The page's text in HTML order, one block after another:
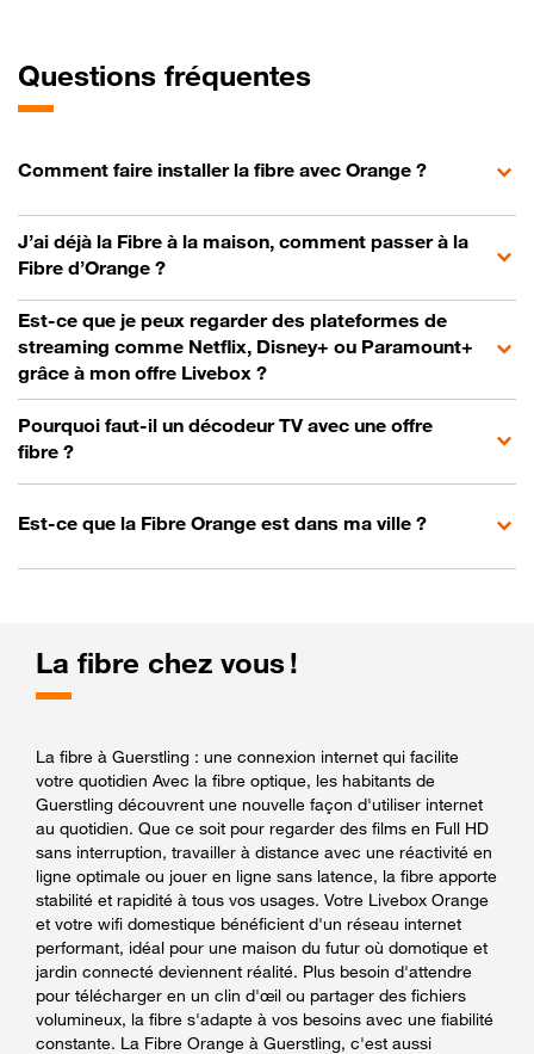
Questions fréquentes
Comment faire installer la fibre avec Orange ?
J’ai déjà la Fibre à la maison, comment passer à la
Fibre d’Orange ?
Est-ce que je peux regarder des plateformes de
streaming comme Netflix, Disney+ ou Paramount+
grâce à mon offre Livebox ?
Pourquoi faut-il un décodeur TV avec une offre
fibre ?
Est-ce que la Fibre Orange est dans ma ville ?
La fibre chez vous !
La fibre à Guerstling : une connexion internet qui facilite
votre quotidien Avec la fibre optique, les habitants de
Guerstling découvrent une nouvelle façon d'utiliser internet
au quotidien. Que ce soit pour regarder des films en Full HD
sans interruption, travailler à distance avec une réactivité en
ligne optimale ou jouer en ligne sans latence, la fibre apporte
stabilité et rapidité à tous vos usages. Votre Livebox Orange
et votre wifi domestique bénéficient d'un réseau internet
performant, idéal pour une maison du futur où domotique et
jardin connecté deviennent réalité. Plus besoin d'attendre
pour télécharger en un clin d'œil ou partager des fichiers
volumineux, la fibre s'adapte à vos besoins avec une fiabilité
constante. La Fibre Orange à Guerstling, c'est aussi